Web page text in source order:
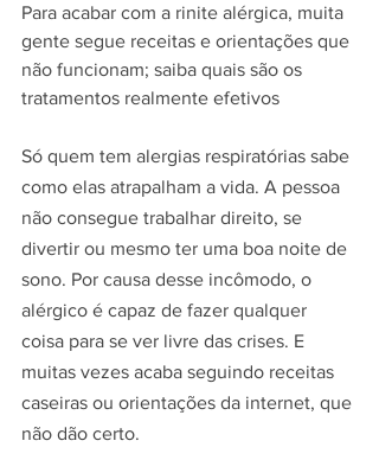
Para acabar com a rinite alérgica, muita
gente segue receitas e orientações que
não funcionam; saiba quais são os
tratamentos realmente efetivos
Só quem tem alergias respiratórias sabe
como elas atrapalham a vida. A pessoa
não consegue trabalhar direito, se
divertir ou mesmo ter uma boa noite de
sono. Por causa desse incômodo, o
alérgico é capaz de fazer qualquer
coisa para se ver livre das crises. E
muitas vezes acaba seguindo receitas
caseiras ou orientações da internet, que
não dão certo.